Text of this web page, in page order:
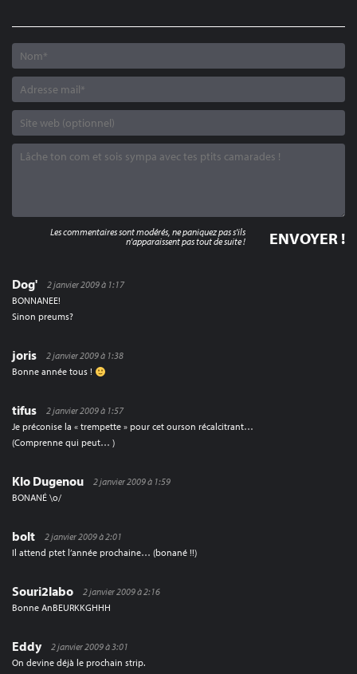
Dog'
2 janvier 2009 à 1:17
BONNANEE!
Sinon preums?
joris
2 janvier 2009 à 1:38
Bonne année tous !
tifus
2 janvier 2009 à 1:57
Je préconise la « trempette » pour cet ourson récalcitrant…
(Comprenne qui peut… )
Klo Dugenou
2 janvier 2009 à 1:59
BONANÉ \o/
bolt
2 janvier 2009 à 2:01
Il attend ptet l’année prochaine… (bonané !!)
Souri2labo
2 janvier 2009 à 2:16
Bonne AnBEURKKGHHH
Eddy
2 janvier 2009 à 3:01
On devine déjà le prochain strip.
Les commentaires sont modérés, ne paniquez pas s'ils
n'apparaissent pas tout de suite !